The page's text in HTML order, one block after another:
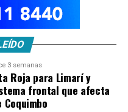
3 semanas
Roja para Limarí y
frontal que afecta